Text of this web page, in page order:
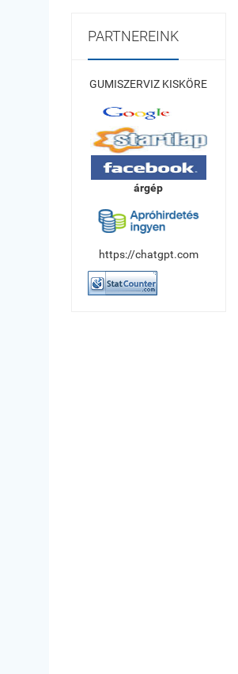
PARTNEREINK
GUMISZERVIZ KISKÖRE
árgép
https://chatgpt.com